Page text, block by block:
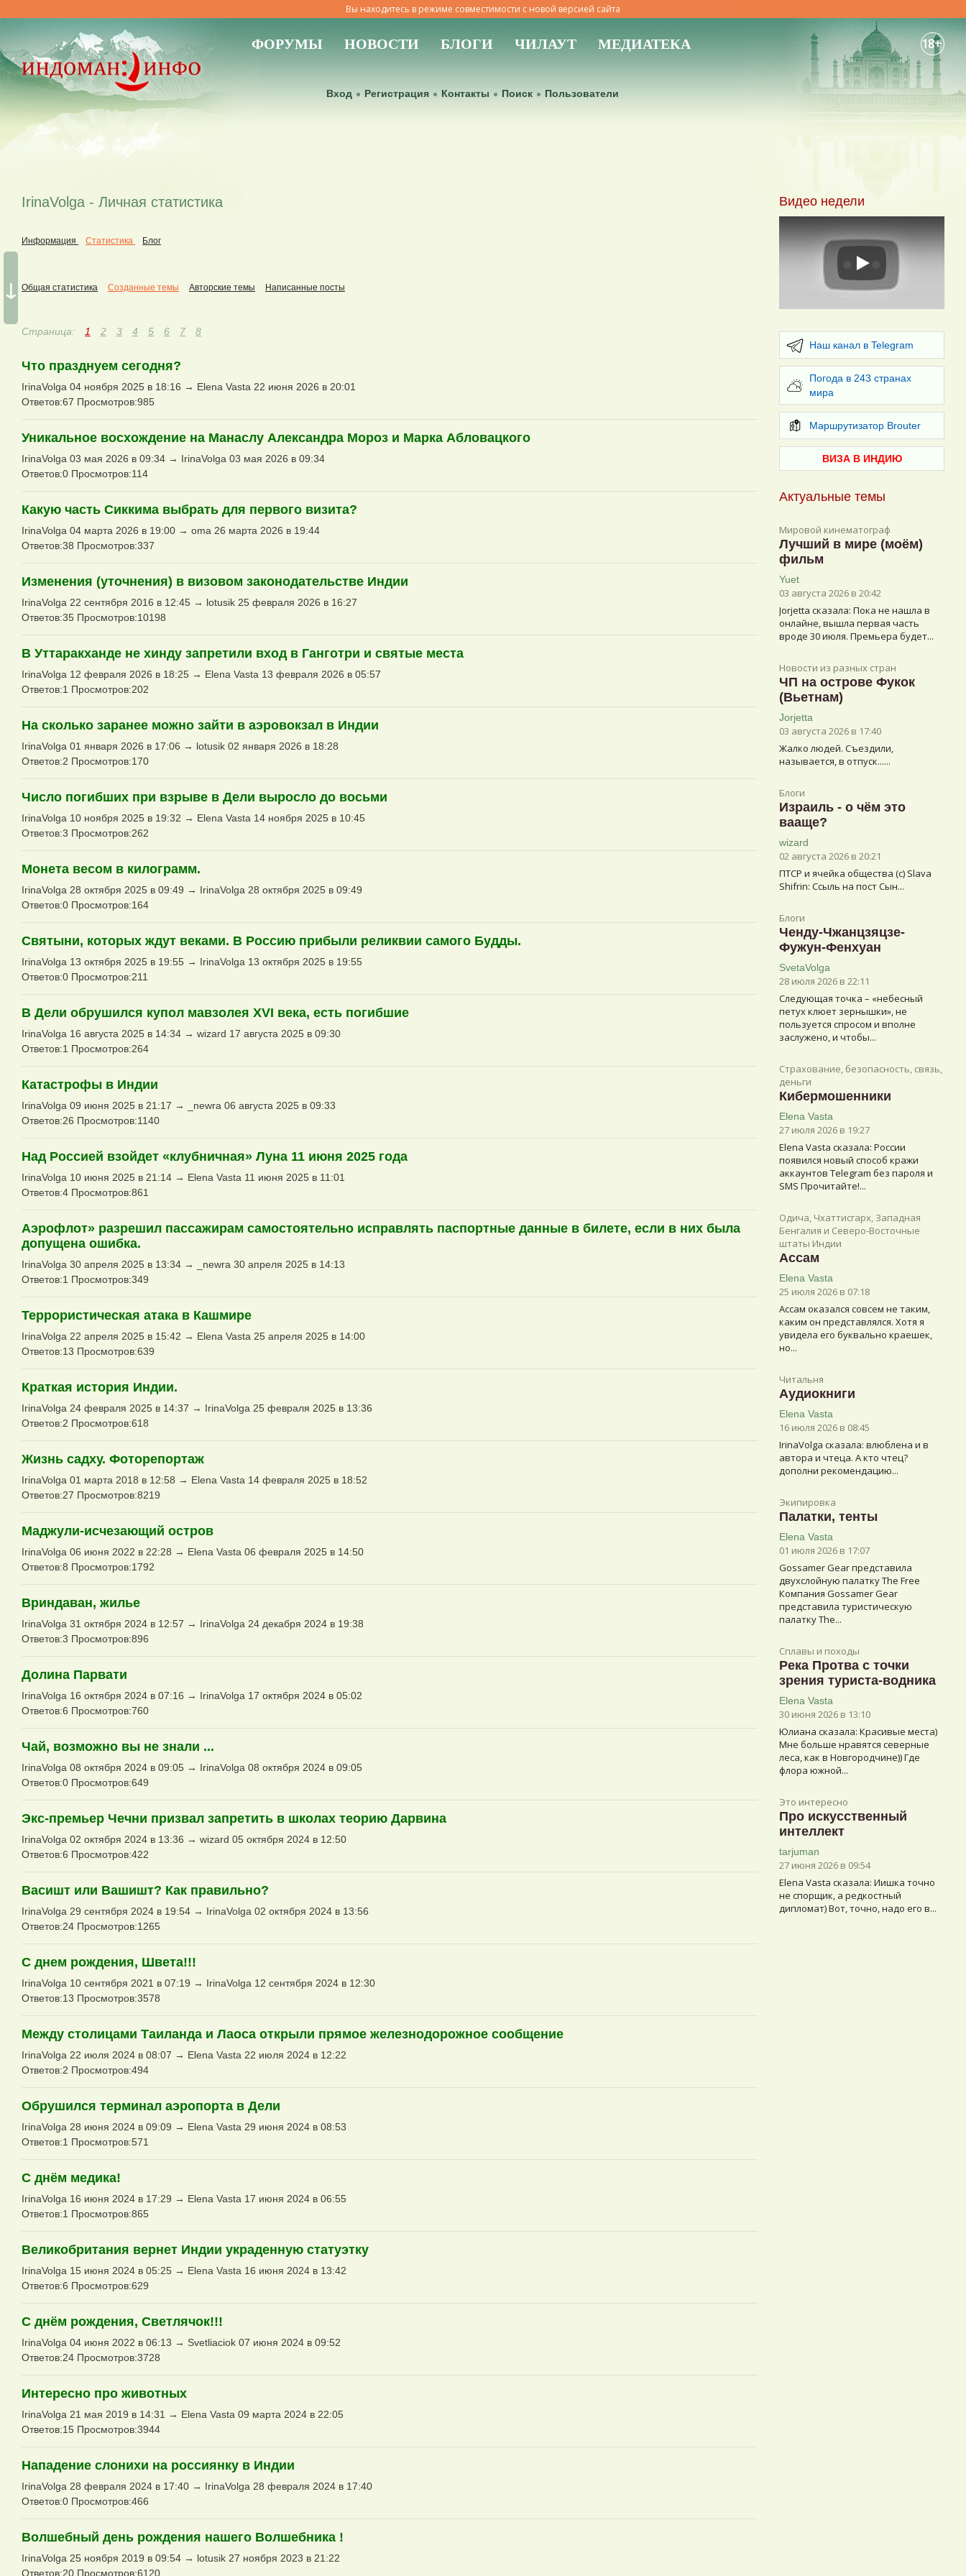
Вы находитесь в режиме совместимости с новой версией сайта
ФОРУМЫ НОВОСТИ БЛОГИ ЧИЛАУТ МЕДИАТЕКА 18+
Вход Регистрация Контакты Поиск Пользователи
↓
Видео недели
Play
Наш канал в Telegram
Погода в 243 странах
мира
Маршрутизатор Brouter
ВИЗА В ИНДИЮ
Актуальные темы
Мировой кинематограф
Лучший в мире (моём)
фильм
Yuet
03 августа 2026 в 20:42
Jorjetta сказалa: Пока не нашла в
онлайне, вышла первая часть
вроде 30 июля. Премьера будет...
Новости из разных стран
ЧП на острове Фукок
(Вьетнам)
Jorjetta
03 августа 2026 в 17:40
Жалко людей. Съездили,
называется, в отпуск......
Блоги
Израиль - о чём это
вааще?
wizard
02 августа 2026 в 20:21
ПТСР и ячейка общества (с) Slava
Shifrin: Ссыль на пост Сын...
Блоги
Ченду-Чжанцзяцзе-
Фужун-Фенхуан
SvetaVolga
28 июля 2026 в 22:11
Следующая точка – «небесный
петух клюет зернышки», не
пользуется спросом и вполне
заслужено, и чтобы...
Страхование, безопасность, связь,
деньги
Кибермошенники
Elena Vasta
27 июля 2026 в 19:27
Elena Vasta сказалa: России
появился новый способ кражи
аккаунтов Telegram без пароля и
SMS Прочитайте!...
Одича, Чхаттисгарх, Западная
Бенгалия и Северо-Восточные
штаты Индии
Ассам
Elena Vasta
25 июля 2026 в 07:18
Ассам оказался совсем не таким,
каким он представлялся. Хотя я
увидела его буквально краешек,
но...
Читальня
Аудиокниги
Elena Vasta
16 июля 2026 в 08:45
IrinaVolga сказалa: влюблена и в
автора и чтеца. А кто чтец?
дополни рекомендацию...
Экипировка
Палатки, тенты
Elena Vasta
01 июля 2026 в 17:07
Gossamer Gear представила
двухслойную палатку The Free
Компания Gossamer Gear
представила туристическую
палатку The...
Сплавы и походы
Река Протва с точки
зрения туриста-водника
Elena Vasta
30 июня 2026 в 13:10
Юлиана сказалa: Красивые места)
Мне больше нравятся северные
леса, как в Новгородчине)) Где
флора южной...
Это интересно
Про искусственный
интеллект
tarjuman
27 июня 2026 в 09:54
Elena Vasta сказалa: Иишка точно
не спорщик, а редкостный
дипломат) Вот, точно, надо его в...
IrinaVolga - Личная статистика
Информация Статистика Блог
Общая статистика Созданные темы Авторские темы Написанные посты
Страница: 1 2 3 4 5 6 7 8
Что празднуем сегодня?
IrinaVolga 04 ноября 2025 в 18:16 → Elena Vasta 22 июня 2026 в 20:01
Ответов:67 Просмотров:985
Уникальное восхождение на Манаслу Александра Мороз и Марка Абловацкого
IrinaVolga 03 мая 2026 в 09:34 → IrinaVolga 03 мая 2026 в 09:34
Ответов:0 Просмотров:114
Какую часть Сиккима выбрать для первого визита?
IrinaVolga 04 марта 2026 в 19:00 → oma 26 марта 2026 в 19:44
Ответов:38 Просмотров:337
Изменения (уточнения) в визовом законодательстве Индии
IrinaVolga 22 сентября 2016 в 12:45 → lotusik 25 февраля 2026 в 16:27
Ответов:35 Просмотров:10198
В Уттаракханде не хинду запретили вход в Ганготри и святые места
IrinaVolga 12 февраля 2026 в 18:25 → Elena Vasta 13 февраля 2026 в 05:57
Ответов:1 Просмотров:202
На сколько заранее можно зайти в аэровокзал в Индии
IrinaVolga 01 января 2026 в 17:06 → lotusik 02 января 2026 в 18:28
Ответов:2 Просмотров:170
Число погибших при взрыве в Дели выросло до восьми
IrinaVolga 10 ноября 2025 в 19:32 → Elena Vasta 14 ноября 2025 в 10:45
Ответов:3 Просмотров:262
Монета весом в килограмм.
IrinaVolga 28 октября 2025 в 09:49 → IrinaVolga 28 октября 2025 в 09:49
Ответов:0 Просмотров:164
Святыни, которых ждут веками. В Россию прибыли реликвии самого Будды.
IrinaVolga 13 октября 2025 в 19:55 → IrinaVolga 13 октября 2025 в 19:55
Ответов:0 Просмотров:211
В Дели обрушился купол мавзолея XVI века, есть погибшие
IrinaVolga 16 августа 2025 в 14:34 → wizard 17 августа 2025 в 09:30
Ответов:1 Просмотров:264
Катастрофы в Индии
IrinaVolga 09 июня 2025 в 21:17 → _newra 06 августа 2025 в 09:33
Ответов:26 Просмотров:1140
Над Россией взойдет «клубничная» Луна 11 июня 2025 года
IrinaVolga 10 июня 2025 в 21:14 → Elena Vasta 11 июня 2025 в 11:01
Ответов:4 Просмотров:861
Аэрофлот» разрешил пассажирам самостоятельно исправлять паспортные данные в билете, если в них была
допущена ошибка.
IrinaVolga 30 апреля 2025 в 13:34 → _newra 30 апреля 2025 в 14:13
Ответов:1 Просмотров:349
Террористическая атака в Кашмире
IrinaVolga 22 апреля 2025 в 15:42 → Elena Vasta 25 апреля 2025 в 14:00
Ответов:13 Просмотров:639
Краткая история Индии.
IrinaVolga 24 февраля 2025 в 14:37 → IrinaVolga 25 февраля 2025 в 13:36
Ответов:2 Просмотров:618
Жизнь садху. Фоторепортаж
IrinaVolga 01 марта 2018 в 12:58 → Elena Vasta 14 февраля 2025 в 18:52
Ответов:27 Просмотров:8219
Маджули-исчезающий остров
IrinaVolga 06 июня 2022 в 22:28 → Elena Vasta 06 февраля 2025 в 14:50
Ответов:8 Просмотров:1792
Вриндаван, жилье
IrinaVolga 31 октября 2024 в 12:57 → IrinaVolga 24 декабря 2024 в 19:38
Ответов:3 Просмотров:896
Долина Парвати
IrinaVolga 16 октября 2024 в 07:16 → IrinaVolga 17 октября 2024 в 05:02
Ответов:6 Просмотров:760
Чай, возможно вы не знали ...
IrinaVolga 08 октября 2024 в 09:05 → IrinaVolga 08 октября 2024 в 09:05
Ответов:0 Просмотров:649
Экс-премьер Чечни призвал запретить в школах теорию Дарвина
IrinaVolga 02 октября 2024 в 13:36 → wizard 05 октября 2024 в 12:50
Ответов:6 Просмотров:422
Васишт или Вашишт? Как правильно?
IrinaVolga 29 сентября 2024 в 19:54 → IrinaVolga 02 октября 2024 в 13:56
Ответов:24 Просмотров:1265
С днем рождения, Швета!!!
IrinaVolga 10 сентября 2021 в 07:19 → IrinaVolga 12 сентября 2024 в 12:30
Ответов:13 Просмотров:3578
Между столицами Таиланда и Лаоса открыли прямое железнодорожное сообщение
IrinaVolga 22 июля 2024 в 08:07 → Elena Vasta 22 июля 2024 в 12:22
Ответов:2 Просмотров:494
Обрушился терминал аэропорта в Дели
IrinaVolga 28 июня 2024 в 09:09 → Elena Vasta 29 июня 2024 в 08:53
Ответов:1 Просмотров:571
С днём медика!
IrinaVolga 16 июня 2024 в 17:29 → Elena Vasta 17 июня 2024 в 06:55
Ответов:1 Просмотров:865
Великобритания вернет Индии украденную статуэтку
IrinaVolga 15 июня 2024 в 05:25 → Elena Vasta 16 июня 2024 в 13:42
Ответов:6 Просмотров:629
С днём рождения, Светлячок!!!
IrinaVolga 04 июня 2022 в 06:13 → Svetliaciok 07 июня 2024 в 09:52
Ответов:24 Просмотров:3728
Интересно про животных
IrinaVolga 21 мая 2019 в 14:31 → Elena Vasta 09 марта 2024 в 22:05
Ответов:15 Просмотров:3944
Нападение слонихи на россиянку в Индии
IrinaVolga 28 февраля 2024 в 17:40 → IrinaVolga 28 февраля 2024 в 17:40
Ответов:0 Просмотров:466
Волшебный день рождения нашего Волшебника !
IrinaVolga 25 ноября 2019 в 09:54 → lotusik 27 ноября 2023 в 21:22
Ответов:20 Просмотров:6120